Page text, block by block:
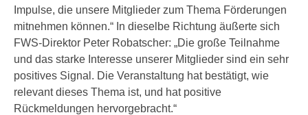
Impulse, die unsere Mitglieder zum Thema Förderungen
mitnehmen können.“ In dieselbe Richtung äußerte sich
FWS-Direktor Peter Robatscher: „Die große Teilnahme
und das starke Interesse unserer Mitglieder sind ein sehr
positives Signal. Die Veranstaltung hat bestätigt, wie
relevant dieses Thema ist, und hat positive
Rückmeldungen hervorgebracht.“